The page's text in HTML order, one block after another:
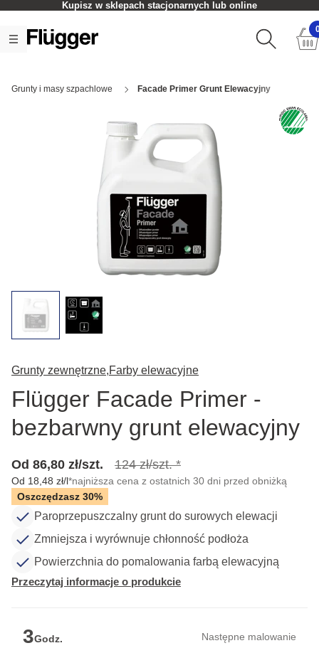
Kupisz w sklepach stacjonarnych lub online
Grunty i masy szpachlowe Facade Primer Grunt Elewacyjny
Grunty zewnętrzne,Farby elewacyjne
Flügger Facade Primer -
bezbarwny grunt elewacyjny
Od 86,80 zł/szt. 124 zł/szt. *
Od 18,48 zł/l*najniższa cena z ostatnich 30 dni przed obniżką
Oszczędzasz 30%
Paroprzepuszczalny grunt do surowych elewacji
Zmniejsza i wyrównuje chłonność podłoża
Powierzchnia do pomalowania farbą elewacyjną
Przeczytaj informacje o produkcie
3Godz. Następne malowanie